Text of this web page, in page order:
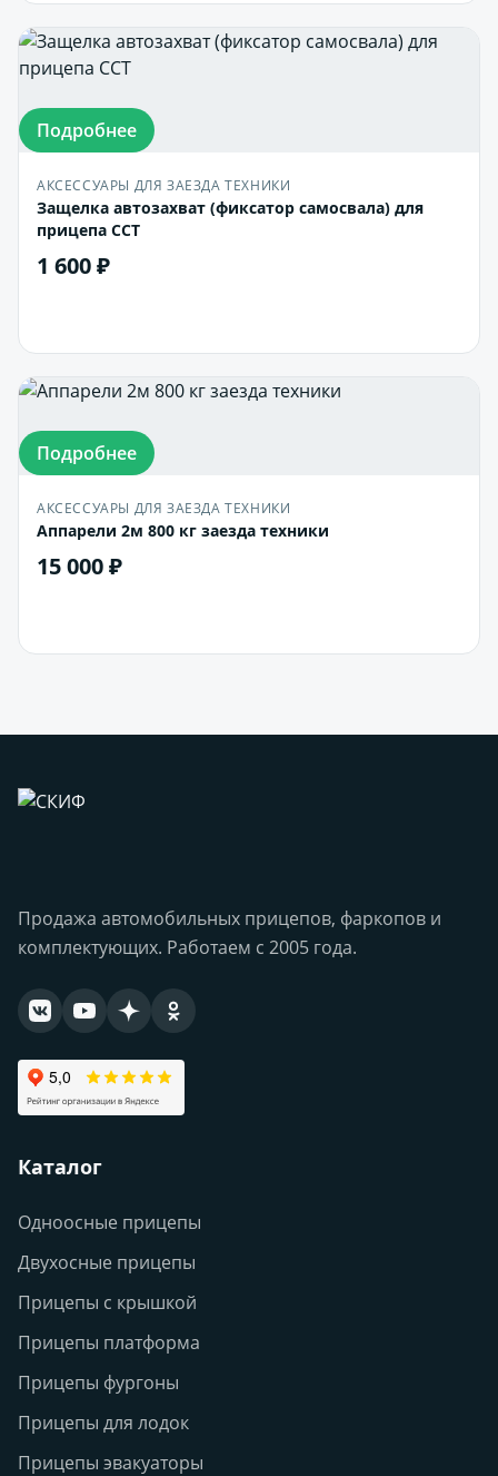
Подробнее
АКСЕССУАРЫ ДЛЯ ЗАЕЗДА ТЕХНИКИ
Защелка автозахват (фиксатор самосвала) для
прицепа ССТ
1 600 ₽
Подробнее
АКСЕССУАРЫ ДЛЯ ЗАЕЗДА ТЕХНИКИ
Аппарели 2м 800 кг заезда техники
15 000 ₽
Продажа автомобильных прицепов, фаркопов и
комплектующих. Работаем с 2005 года.
Каталог
Одноосные прицепы
Двухосные прицепы
Прицепы с крышкой
Прицепы платформа
Прицепы фургоны
Прицепы для лодок
Прицепы эвакуаторы